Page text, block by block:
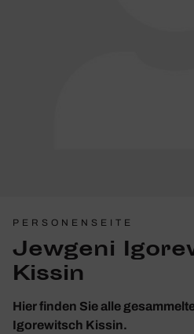
PERSONENSEITE
Jewgeni
Kissin
Hier finden Sie alle
Igorewitsch Kissin.